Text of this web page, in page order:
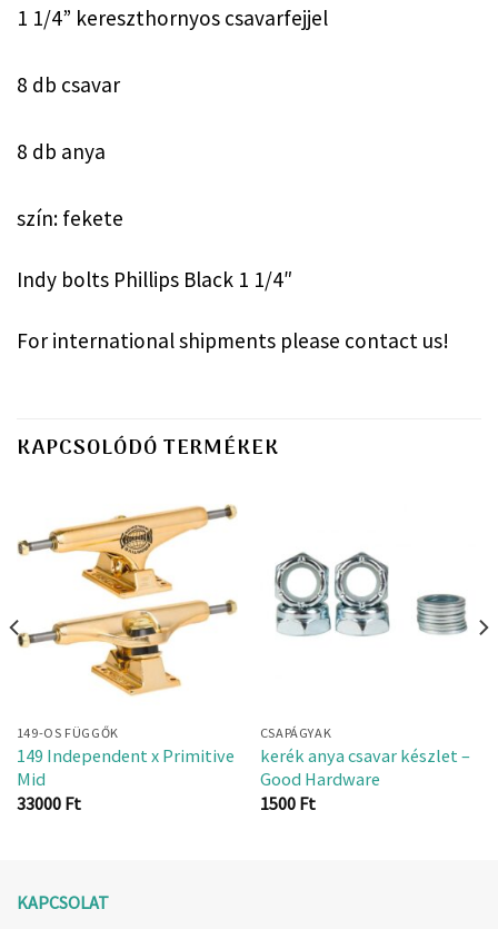
1 1/4” kereszthornyos csavarfejjel
8 db csavar
8 db anya
szín: fekete
Indy bolts Phillips Black 1 1/4″
For international shipments please contact us!
KAPCSOLÓDÓ TERMÉKEK
149-OS FÜGGŐK
149 Independent x Primitive
Mid
33000 Ft
CSAPÁGYAK
kerék anya csavar készlet –
Good Hardware
1500 Ft
KAPCSOLAT